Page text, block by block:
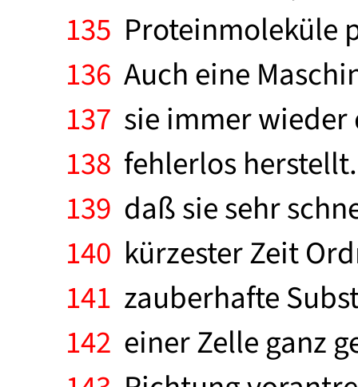
135 Proteinmoleküle
136 Auch eine
137 sie immer wieder
138 fehlerlos
139 daß sie sehr
140 kürzester Zeit
141 zauberhafte
142 einer Zelle ganz